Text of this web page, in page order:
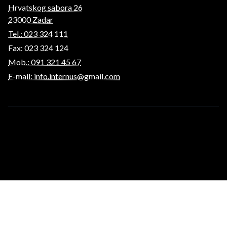
Hrvatskog sabora 26
23000 Zadar
Tel.: 023 324 111
Fax: 023 324 124
Mob.: 091 321 45 67
E-mail: info.internus@gmail.com